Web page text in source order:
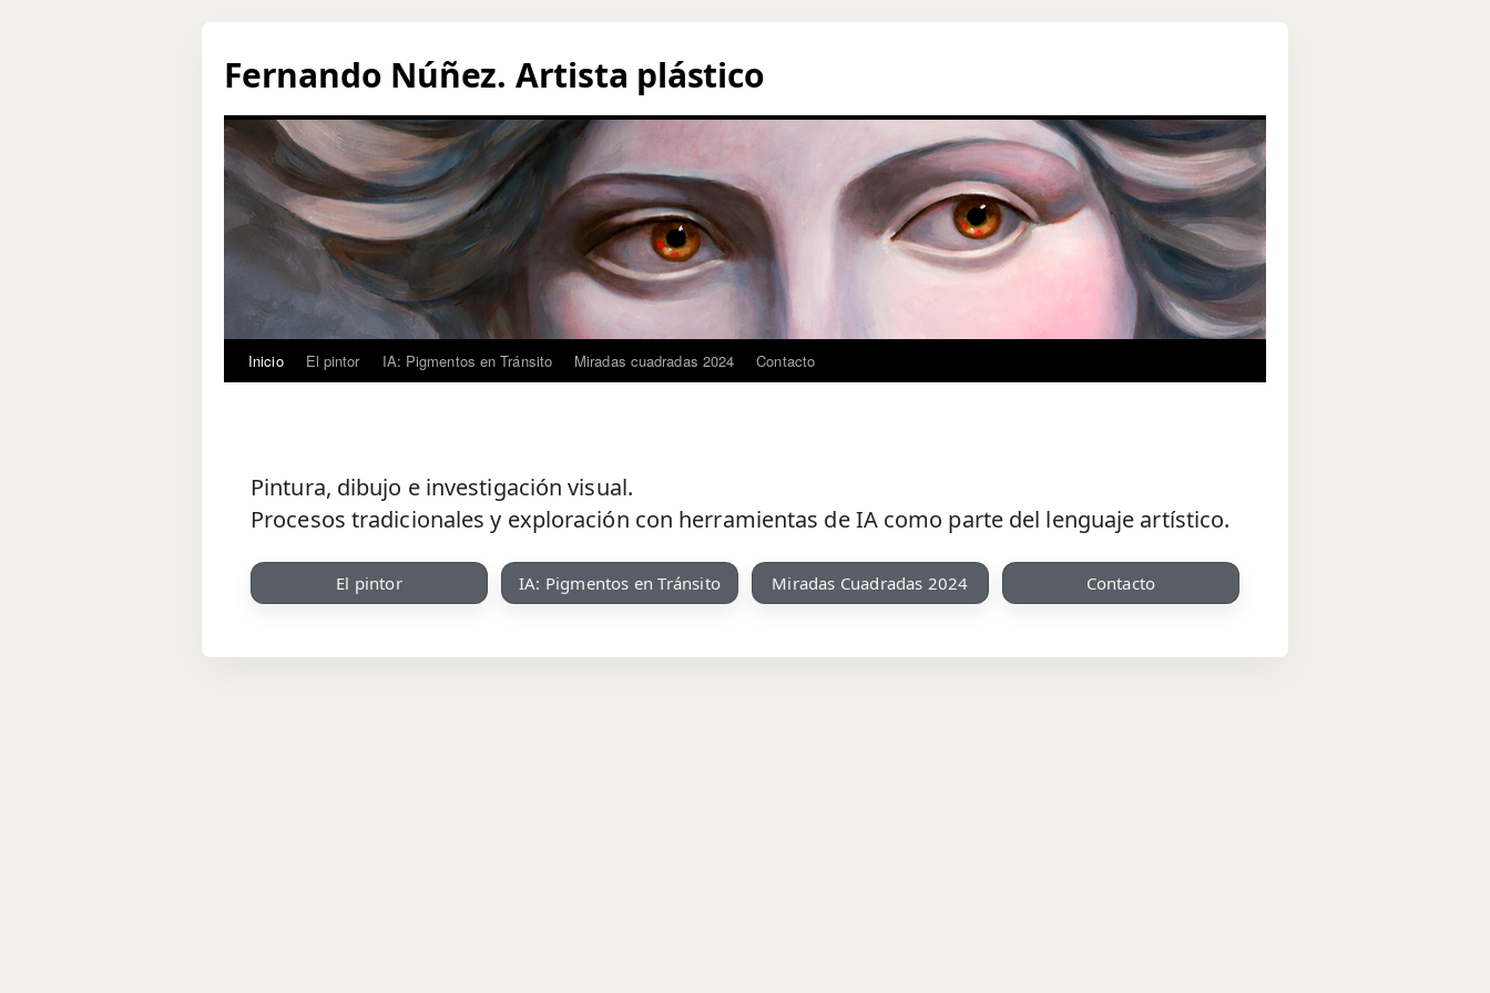
Fernando Núñez. Artista plástico
Saltar
Inicio El pintor IA: Pigmentos en Tránsito Miradas cuadradas 2024 Contacto
Pintura, dibujo e investigación visual.
Procesos tradicionales y exploración con herramientas de IA como parte del lenguaje artístico.
El pintor IA: Pigmentos en Tránsito Miradas Cuadradas 2024 Contacto